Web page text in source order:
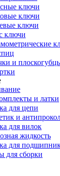
ключи
ключи
ключи
ключи
и
и латки
для цепи
и
для вилок
жидкость
для
для сборки